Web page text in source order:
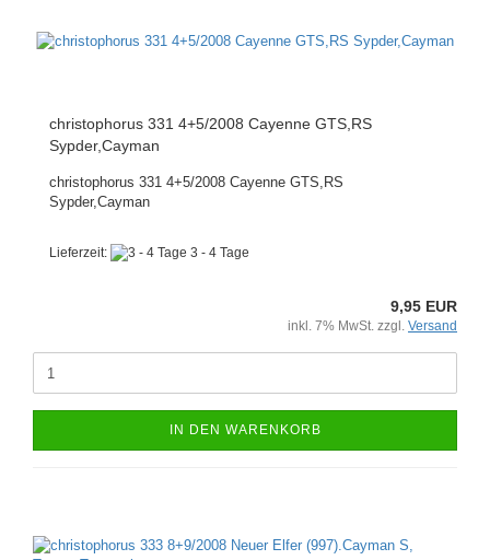
christophorus 331 4+5/2008 Cayenne GTS,RS
Sypder,Cayman
christophorus 331 4+5/2008 Cayenne GTS,RS
Sypder,Cayman
Lieferzeit: 3 - 4 Tage
9,95 EUR
inkl. 7% MwSt. zzgl. Versand
IN DEN WARENKORB